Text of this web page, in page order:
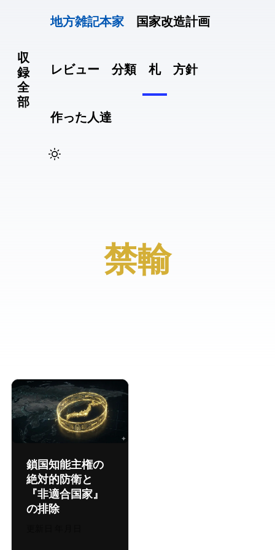
収
録
全
部
地方雑記(本家) 国家改造計画
レビュー 分類 札 方針
作った人達
#禁輸
AI鎖国 —— 知能主権の
絶対的防衛と
『非適合国家』
の排除